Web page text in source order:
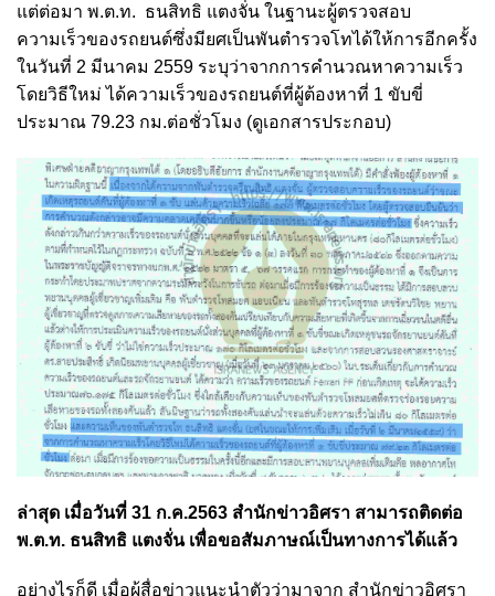
แต่ต่อมา พ.ต.ท. ธนสิทธิ แตงจั่น ในฐานะผู้ตรวจสอบ
ความเร็วของรถยนต์ซึ่งมียศเป็นพันตำรวจโทได้ให้การอีกครั้ง
ในวันที่ 2 มีนาคม 2559 ระบุว่าจากการคำนวณหาความเร็ว
โดยวิธีใหม่ ได้ความเร็วของรถยนต์ที่ผู้ต้องหาที่ 1 ขับขี่
ประมาณ 79.23 กม.ต่อชั่วโมง (ดูเอกสารประกอบ)
ล่าสุด เมื่อวันที่ 31 ก.ค.2563 สำนักข่าวอิศรา สามารถติดต่อ
พ.ต.ท. ธนสิทธิ แตงจั่น เพื่อขอสัมภาษณ์เป็นทางการได้แล้ว
อย่างไรก็ดี เมื่อผู้สื่อข่าวแนะนำตัวว่ามาจาก สำนักข่าวอิศรา